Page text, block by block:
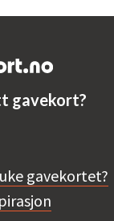
gavekort?
gavekortet?